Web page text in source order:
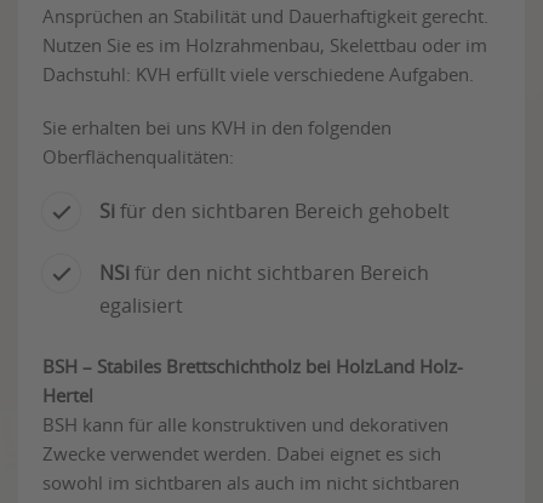
Ansprüchen an Stabilität und Dauerhaftigkeit gerecht.
Nutzen Sie es im Holzrahmenbau, Skelettbau oder im
Dachstuhl: KVH erfüllt viele verschiedene Aufgaben.
Sie erhalten bei uns KVH in den folgenden
Oberflächenqualitäten:
Si für den sichtbaren Bereich gehobelt
NSi für den nicht sichtbaren Bereich
egalisiert
BSH – Stabiles Brettschichtholz bei HolzLand Holz-
Hertel
BSH kann für alle konstruktiven und dekorativen
Zwecke verwendet werden. Dabei eignet es sich
sowohl im sichtbaren als auch im nicht sichtbaren